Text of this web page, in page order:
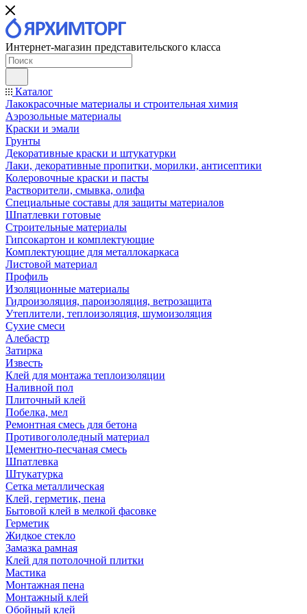
Интернет-магазин представительского класса
Каталог
Лакокрасочные материалы и строительная химия
Аэрозольные материалы
Краски и эмали
Грунты
Декоративные краски и штукатурки
Лаки, декоративные пропитки, морилки, антисептики
Колеровочные краски и пасты
Растворители, смывка, олифа
Специальные составы для защиты материалов
Шпатлевки готовые
Строительные материалы
Гипсокартон и комплектующие
Комплектующие для металлокаркаса
Листовой материал
Профиль
Изоляционные материалы
Гидроизоляция, пароизоляция, ветрозащита
Утеплители, теплоизоляция, шумоизоляция
Сухие смеси
Алебастр
Затирка
Известь
Клей для монтажа теплоизоляции
Наливной пол
Плиточный клей
Побелка, мел
Ремонтная смесь для бетона
Противогололедный материал
Цементно-песчаная смесь
Шпатлевка
Штукатурка
Сетка металлическая
Клей, герметик, пена
Бытовой клей в мелкой фасовке
Герметик
Жидкое стекло
Замазка рамная
Клей для потолочной плитки
Мастика
Монтажная пена
Монтажный клей
Обойный клей